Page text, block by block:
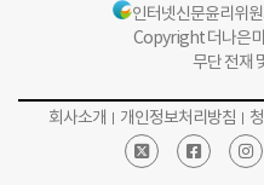
인터넷신문윤리위
Copyright 더나은
무단 전재
회사소개 개인정보처리방침